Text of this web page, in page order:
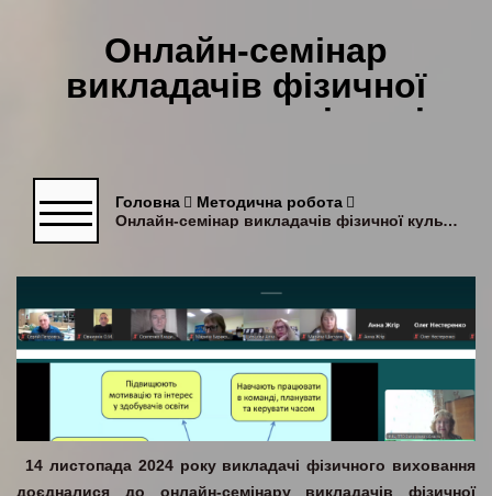
Онлайн-семінар
викладачів фізичної
культури та керівників
Головна
Методична робота
Онлайн-семінар викладачів фізичної культури та керівників фізичного виховання
14 листопада 2024 року викладачі фізичного виховання
доєдналися до онлайн-семінару викладачів фізичної